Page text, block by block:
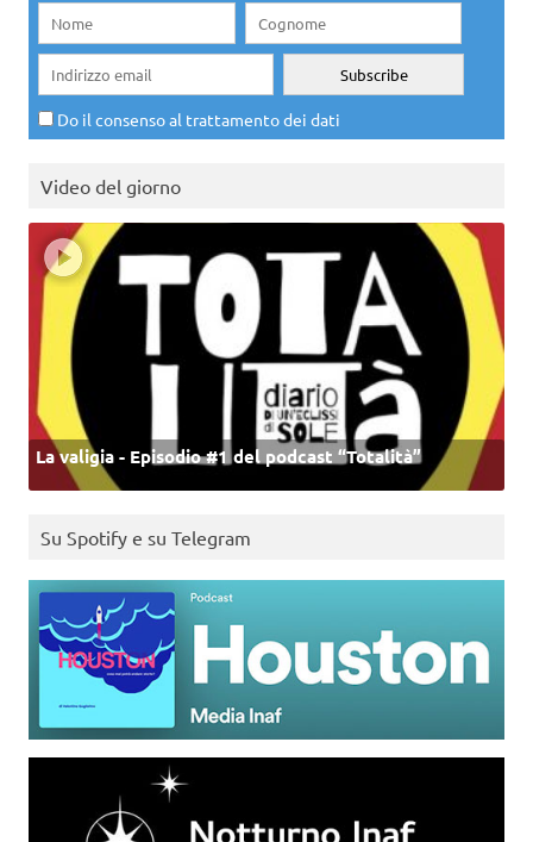
Do il consenso al trattamento dei dati
Video del giorno
La valigia - Episodio #1 del podcast “Totalità”
Su Spotify e su Telegram